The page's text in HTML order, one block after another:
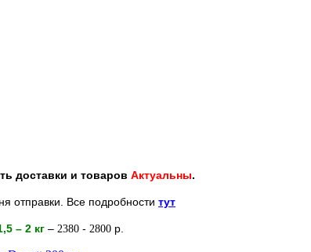
доставки и товаров Актуальны.
отправки. Все подробности тут
– 2 кг – 2380 - 2800 р.